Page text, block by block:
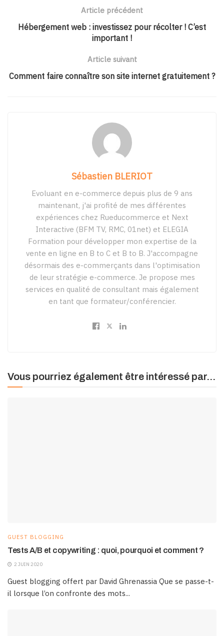
Article précédent
Hébergement web : investissez pour récolter ! C’est
important !
Article suivant
Comment faire connaître son site internet gratuitement ?
Sébastien BLERIOT
Evoluant en e-commerce depuis plus de 9 ans
maintenant, j'ai profité de mes différentes
expériences chez Rueducommerce et Next
Interactive (BFM TV, RMC, 01net) et ELEGIA
Formation pour développer mon expertise de la
vente en ligne en B to C et B to B. J'accompagne
désormais des e-commerçants dans l'optimisation
de leur stratégie e-commerce. Je propose mes
services en qualité de consultant mais également
en tant que formateur/conférencier.
Vous pourriez également être intéressé par...
GUEST BLOGGING
Tests A/B et copywriting : quoi, pourquoi et comment ?
2 JUIN 2020
Guest blogging offert par David Ghrenassia Que se passe-t-
il lorsque l’on confronte des mots...